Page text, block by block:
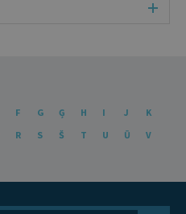
F G Ģ H I J
K
R S Š T U Ū
V